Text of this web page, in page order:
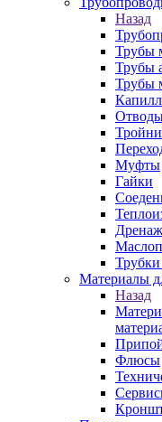
Назад
Трубы
Трубы
Трубы
Муфты
Гайки
Дренаж
Материалы
Назад
Флюсы